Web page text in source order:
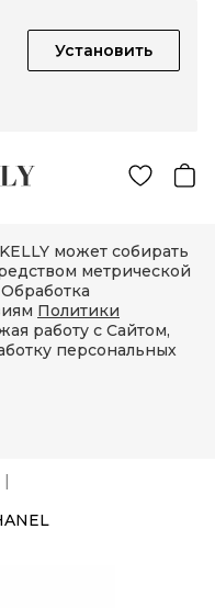
Установить
может собирать
метрической
Политики
работу с Сайтом,
персональных